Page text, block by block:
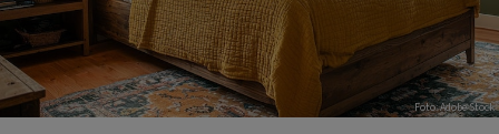
Foto: Adobe Stock